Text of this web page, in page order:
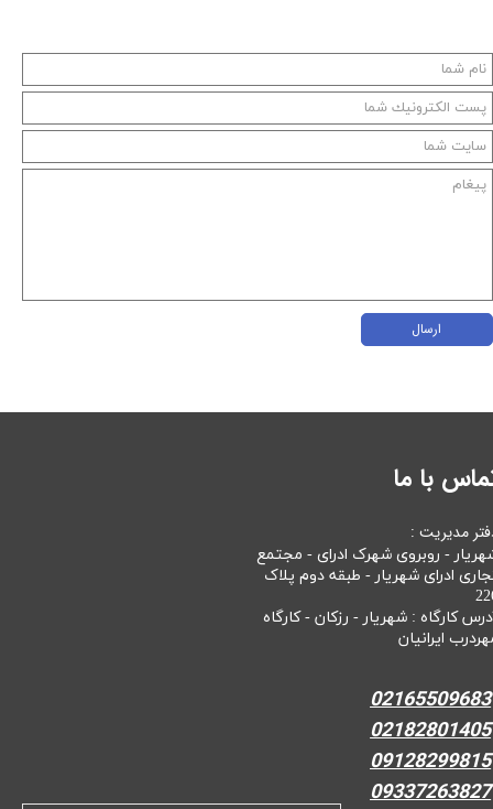
ارسال
با ما
مدیریت :
- روبروی شهرک ادرای - مجتمع
ادرای شهریار - طبقه دوم پلاک
کارگاه : شهریار - رزکان - کارگاه
ایرانیان
02165509683
02182801405
09128299815
09337263827